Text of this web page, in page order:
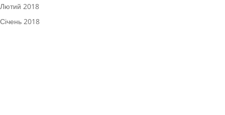
Лютий 2018
Січень 2018